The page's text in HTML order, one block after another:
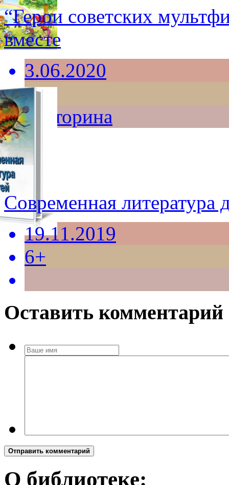
“Герои советских
вместе
3.06.2020
6+
викторина
Современная литература
19.11.2019
6+
Оставить комментарий
Отправить комментарий
О библиотеке: